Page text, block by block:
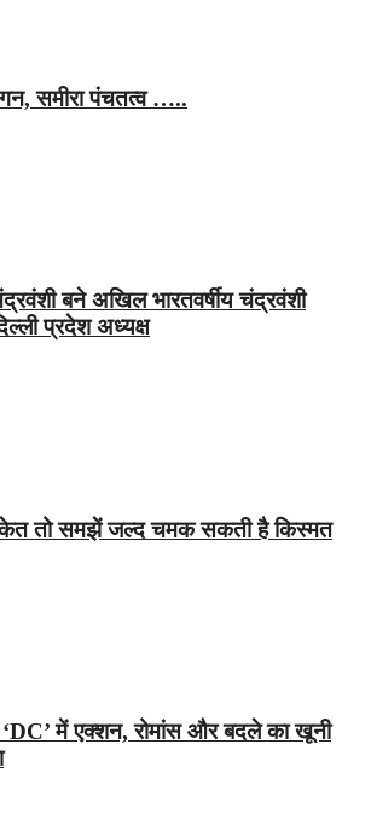
समीरा पंचतत्व …..
बने अखिल भारतवर्षीय चंद्रवंशी
प्रदेश अध्यक्ष
तो समझें जल्द चमक सकती है किस्मत
में एक्शन, रोमांस और बदले का खूनी